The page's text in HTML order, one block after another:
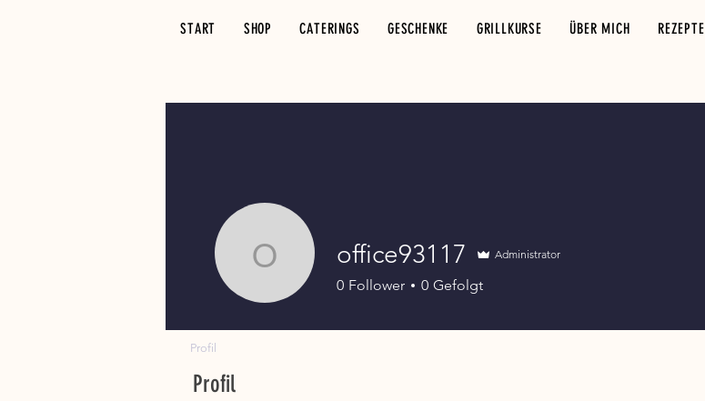
START SHOP CATERINGS GESCHENKE GRILLKURSE ÜBER MICH REZEPTE
Profil
office93117
office93117 Administrator
0 Follower 0 Gefolgt
Profil